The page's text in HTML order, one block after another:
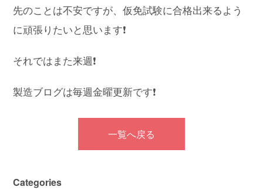
先のことは不安ですが、仮免試験に合格出来るよう
に頑張りたいと思います❗
それではまた来週❗️
製造ブログは毎週金曜更新です❗️
一覧へ戻る
Categories